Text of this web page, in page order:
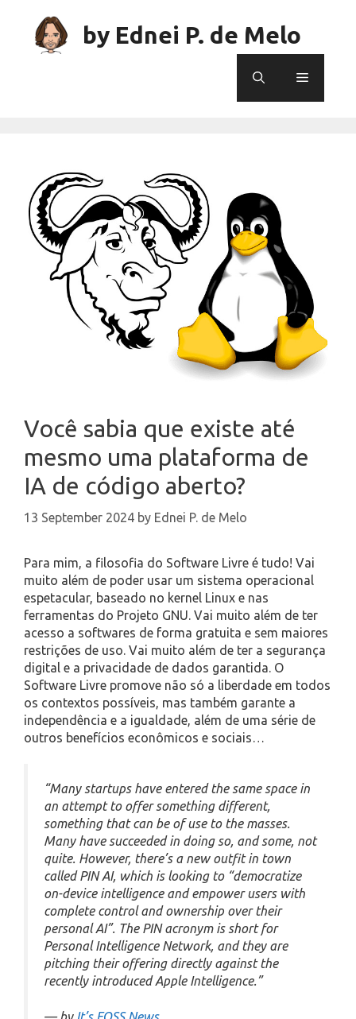
content
by Ednei P. de Melo
Menu
Você sabia que existe até
mesmo uma plataforma de
IA de código aberto?
13 September 2024 by Ednei P. de Melo
Para mim, a filosofia do Software Livre é tudo! Vai
muito além de poder usar um sistema operacional
espetacular, baseado no kernel Linux e nas
ferramentas do Projeto GNU. Vai muito além de ter
acesso a softwares de forma gratuita e sem maiores
restrições de uso. Vai muito além de ter a segurança
digital e a privacidade de dados garantida. O
Software Livre promove não só a liberdade em todos
os contextos possíveis, mas também garante a
independência e a igualdade, além de uma série de
outros benefícios econômicos e sociais…
“Many startups have entered the same space in
an attempt to offer something different,
something that can be of use to the masses.
Many have succeeded in doing so, and some, not
quite. However, there’s a new outfit in town
called PIN AI, which is looking to “democratize
on-device intelligence and empower users with
complete control and ownership over their
personal AI”. The PIN acronym is short for
Personal Intelligence Network, and they are
pitching their offering directly against the
recently introduced Apple Intelligence.”